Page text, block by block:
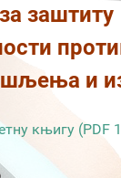
заштиту
и
књигу (PDF